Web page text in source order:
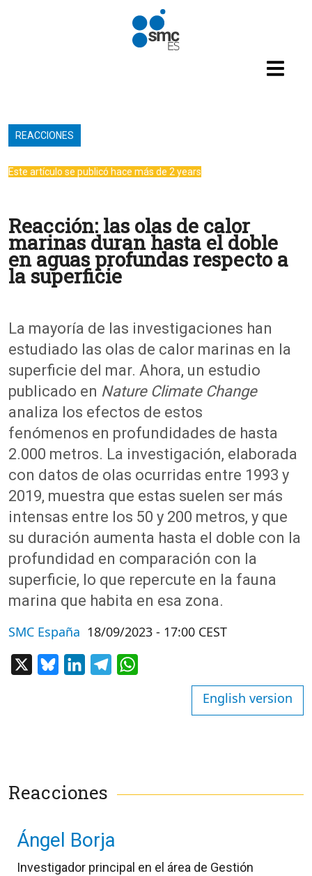
Pasar al contenido principal
REACCIONES
Este artículo se publicó hace más de 2 years
Reacción: las olas de calor
marinas duran hasta el doble
en aguas profundas respecto a
la superficie
La mayoría de las investigaciones han
estudiado las olas de calor marinas en la
superficie del mar. Ahora, un estudio
publicado en Nature Climate Change
analiza los efectos de estos
fenómenos en profundidades de hasta
2.000 metros. La investigación, elaborada
con datos de olas ocurridas entre 1993 y
2019, muestra que estas suelen ser más
intensas entre los 50 y 200 metros, y que
su duración aumenta hasta el doble con la
profundidad en comparación con la
superficie, lo que repercute en la fauna
marina que habita en esa zona.
SMC España 18/09/2023 - 17:00 CEST
BlueskyLinkedInTelegram
English version
Reacciones
Ángel Borja
Investigador principal en el área de Gestión